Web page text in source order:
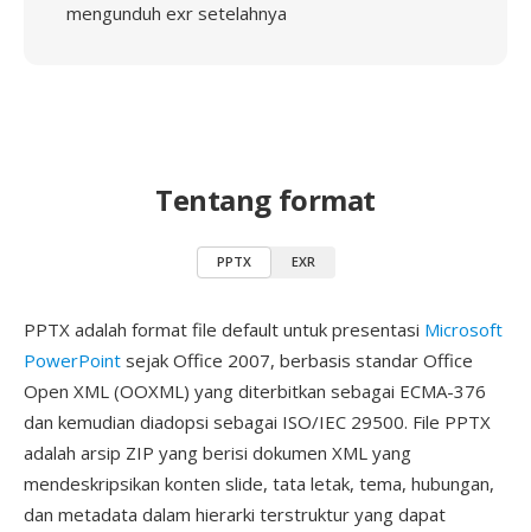
mengunduh exr setelahnya
Tentang format
PPTX EXR
PPTX adalah format file default untuk presentasi Microsoft
PowerPoint sejak Office 2007, berbasis standar Office
Open XML (OOXML) yang diterbitkan sebagai ECMA-376
dan kemudian diadopsi sebagai ISO/IEC 29500. File PPTX
adalah arsip ZIP yang berisi dokumen XML yang
mendeskripsikan konten slide, tata letak, tema, hubungan,
dan metadata dalam hierarki terstruktur yang dapat